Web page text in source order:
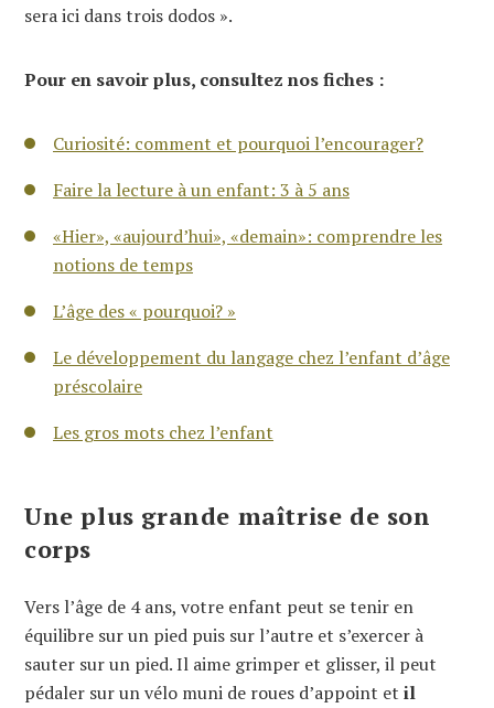
sera ici dans trois dodos ».
Pour en savoir plus, consultez nos fiches :
Curiosité: comment et pourquoi l’encourager?
Faire la lecture à un enfant: 3 à 5 ans
«Hier», «aujourd’hui», «demain»: comprendre les
notions de temps
L’âge des « pourquoi? »
Le développement du langage chez l’enfant d’âge
préscolaire
Les gros mots chez l’enfant
Une plus grande maîtrise de son
corps
Vers l’âge de 4 ans, votre enfant peut se tenir en
équilibre sur un pied puis sur l’autre et s’exercer à
sauter sur un pied. Il aime grimper et glisser, il peut
pédaler sur un vélo muni de roues d’appoint et il